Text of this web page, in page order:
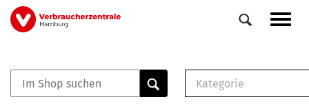
Direkt
zum
Veranstaltungen
0
Kategorie